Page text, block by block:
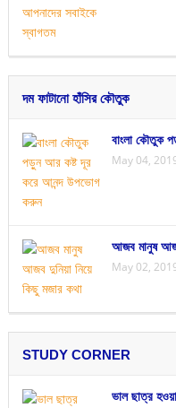
দম ফাটানো হাঁসির কৌতুক
বাংলা কৌতুক
May 04,
আজব মানুষ
May 02,
STUDY CORNER
ভাল ছাত্র